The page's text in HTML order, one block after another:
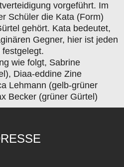
vorgeführt. Im
Schüler die Kata (Form)
gehört. Kata bedeutet,
Gegner, hier ist jeden
wie folgt, Sabrine
Diaa-eddine Zine
Lehmann (gelb-grüner
Becker (grüner Gürtel)